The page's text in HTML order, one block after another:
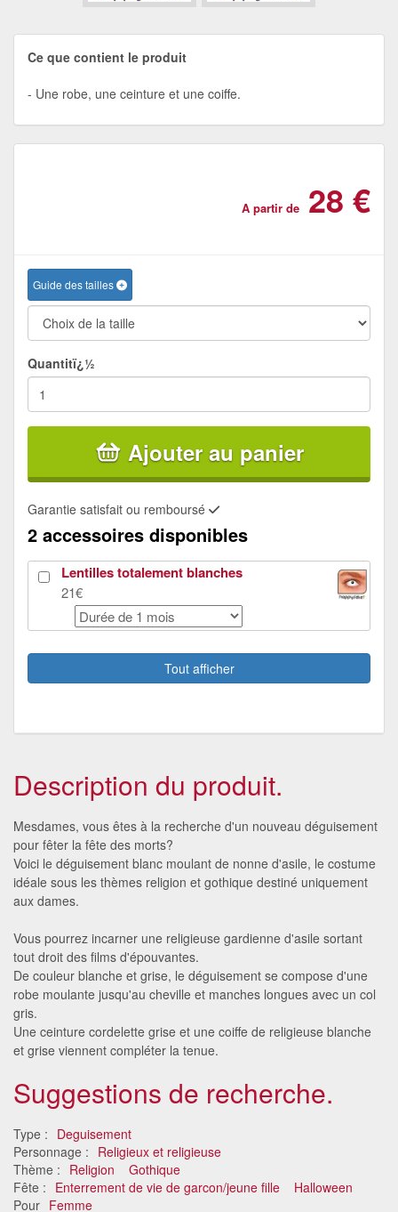
Ce que contient le produit
Une robe, une ceinture et une coiffe.
A partir de 28 €
Guide des tailles
Quantitï¿½
Ajouter au panier
Garantie satisfait ou remboursé
2 accessoires disponibles
Lentilles totalement blanches
21€
Tout afficher
Description du produit.
Mesdames, vous êtes à la recherche d'un nouveau déguisement
pour fêter la fête des morts?
Voici le déguisement blanc moulant de nonne d'asile, le costume
idéale sous les thèmes religion et gothique destiné uniquement
aux dames.
Vous pourrez incarner une religieuse gardienne d'asile sortant
tout droit des films d'épouvantes.
De couleur blanche et grise, le déguisement se compose d'une
robe moulante jusqu'au cheville et manches longues avec un col
gris.
Une ceinture cordelette grise et une coiffe de religieuse blanche
et grise viennent compléter la tenue.
Suggestions de recherche.
Type : Deguisement
Personnage : Religieux et religieuse
Thème : Religion
Gothique
Fête : Enterrement de vie de garcon/jeune fille
Halloween
Pour Femme